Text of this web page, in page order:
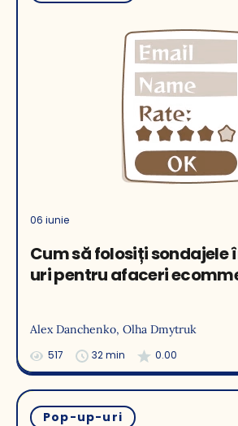
06 iunie
Cum să folosiți sondajele
uri pentru afaceri
Alex Danchenko, Olha Dmytruk
517 32 min 0.00
Pop-up-uri